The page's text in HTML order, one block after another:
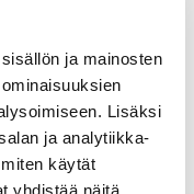
ja mainosten
Lisäksi
ja analytiikka-
käytät
yhdistää näitä
torjunta tulee